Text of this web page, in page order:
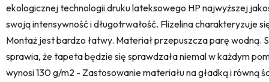
ekologicznej technologii druku lateksowego HP najwyższej
swoją intensywność i długotrwałość. Flizelina charakteryzuje
Montaż jest bardzo łatwy. Materiał przepuszcza parę wodną.
sprawia, że tapeta będzie się sprawdzała niemal w każdym
wynosi 130 g/m2 - Zastosowanie materiału na gładką i równą